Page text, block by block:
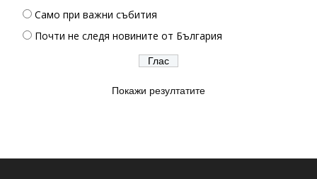
Само при важни събития
Почти не следя новините от България
Покажи резултатите